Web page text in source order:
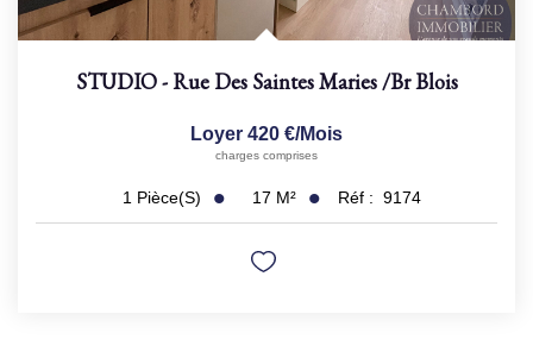
STUDIO - Rue Des Saintes Maries/brBlois
Loyer 420 €/mois
charges comprises
1 Pièce(s) 17 M² Réf : 9174